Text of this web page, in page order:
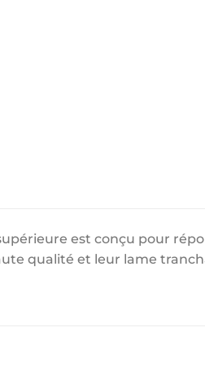
est conçu pour
qualité et leur lame